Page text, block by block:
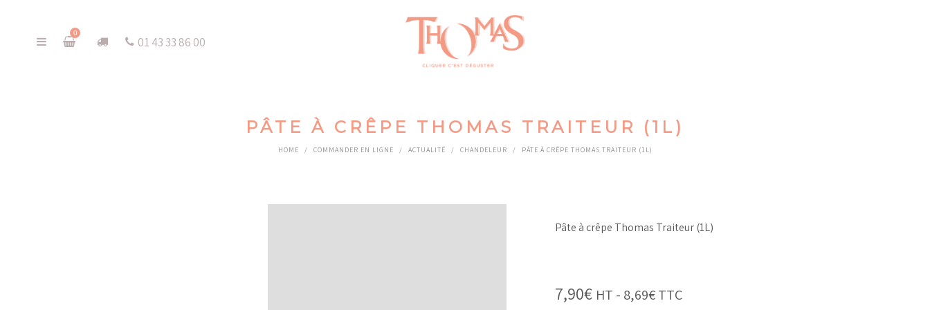
0
01 43 33 86 00
PÂTE À CRÊPE THOMAS TRAITEUR (1L)
HOME / COMMANDER EN LIGNE / ACTUALITÉ / CHANDELEUR / PÂTE À CRÊPE THOMAS TRAITEUR (1L)
Pâte à crêpe Thomas Traiteur (1L)
7,90€ HT - 8,69€TTC